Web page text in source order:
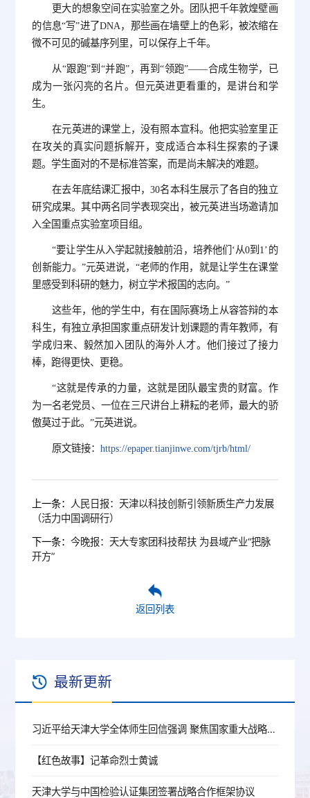
更大的想象空间在实验室之外。团队把千年敦煌壁画
的信息“写”进了DNA，那些画在墙壁上的色彩，被浓缩在
微不可见的碱基序列里，可以保存上千年。
从“跟跑”到“并跑”，再到“领跑”——合成生物学，已
成为一张闪亮的名片。但元英进更看重的，是讲台和学
生。
在元英进的课堂上，没有照本宣科。他把实验室里正
在攻关的真实问题拆解开，变成适合本科生探索的子课
题。学生面对的不是标准答案，而是尚未解决的难题。
在去年底结课汇报中，30名本科生展示了各自的独立
研究成果。其中两名同学表现突出，被元英进当场邀请加
入全国重点实验室项目组。
“要让学生从入学起就接触前沿，培养他们‘从0到1’的
创新能力。”元英进说，“老师的作用，就是让学生在课堂
里感受到科研的魅力，树立学术报国的志向。”
这些年，他的学生中，有在国际赛场上从容答辩的本
科生，有独立承担国家重点研发计划课题的青年教师，有
学成归来、毅然加入团队的海外人才。他们接过了接力
棒，跑得更快、更稳。
“这就是传承的力量，这就是团队最宝贵的财富。作
为一名老党员、一位在三尺讲台上耕耘的老师，最大的骄
傲莫过于此。”元英进说。
原文链接：https://epaper.tianjinwe.com/tjrb/html/
上一条： 人民日报：天津以科技创新引领新质生产力发展
（活力中国调研行）
下一条：今晚报：天大专家团科技帮扶 为县域产业“把脉
开方”
返回列表
最新更新
习近平给天津大学全体师生回信强调 聚焦国家重大战略需求提高人才培养质量 更好服务经济社会发展
【红色故事】记革命烈士黄诚
天津大学与中国检验认证集团签署战略合作框架协议